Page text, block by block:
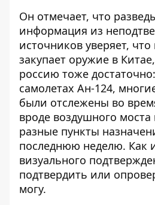
Он отмечает, что
информация из
источников уверяет, что
закупает оружие в
россию тоже
самолетах Ан-124,
были отслежены во
вроде воздушного
разные пункты
последнюю неделю. Как
визуального
подтвердить или
могу.